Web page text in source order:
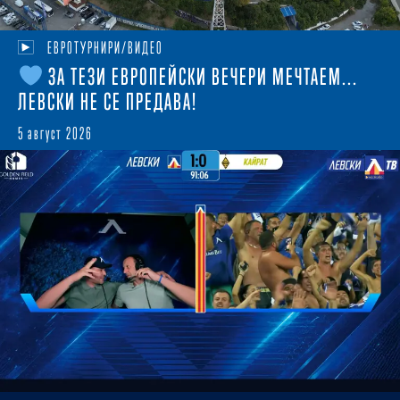
ЕВРОТУРНИРИ/ВИДЕО
ЗА ТЕЗИ ЕВРОПЕЙСКИ ВЕЧЕРИ МЕЧТАЕМ...
ЛЕВСКИ НЕ СЕ ПРЕДАВА!
5 август 2026